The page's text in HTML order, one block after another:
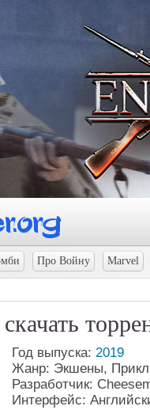
Про Войну Marvel
Год выпуска: 2019
Жанр: Экшены,
Разработчик:
Интерфейс: